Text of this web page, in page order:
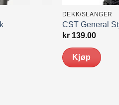
DEKK/SLANGER
CST General
kr139.00
Kjøp